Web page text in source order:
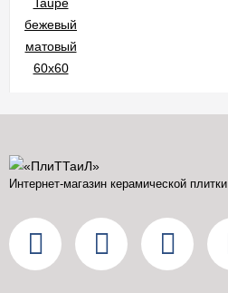
Интернет-магазин керамической плитки